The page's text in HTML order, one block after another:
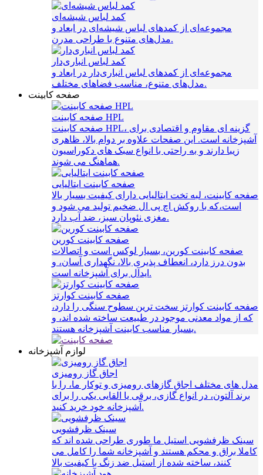
کمد لباس شیشه‌ای
مجموعه‌ای از کمدهای لباس شیشه‌ای در ابعاد و
مدل‌های متنوع با طراحی مدرن.
کمد لباس انباری‌دار
مجموعه‌ای از کمدهای لباس انباری‌دار در ابعاد و
مدل‌های متنوع، مناسب فضاهای مختلف.
صفحه کابینت
صفحه کابینت HPL
صفحه کابینت HPL، گزینه‌ ای مقاوم و اقتصادی برای
آشپزخانه است. این صفحات علاوه بر دوام بالا، ظاهری
زیبا دارند و به راحتی با انواع سبک‌ های دکوراسیون
هماهنگ می‌ شوند.
صفحه کابینت ایتالیایی
صفحه کابینت، لبه تخت ایتالیایی دارای کیفیت بسیار بالا
است،که با روکش اچ پی ال ضخیم تولید می شود و
مغزی نئوپان سبز، ضد آب دارد.
صفحه کابینت کورین
صفحه کابینت کورین، بسیار لوکس است و اتصالات
بدون درز دارد، انعطاف پذیری بالا، نگهداری آسان، و
ایدآل برای آشپزخانه است.
صفحه کابینت کوارتز
صفحه کابینت کوارتز سخت ترین سطوح سنگی را دارد،
که از مواد معدنی موجود در طبیعت ساخته شده اند، و
بسیار مناسب کابینت آشپزخانه هستند.
لوازم آشپزخانه
اجاق گاز رومیزی
مدل های مختلف اجاق گازهای رومیزی و توکار ما، را با
برند آلتون، در انواع گازی، برقی یا القایی یکی را برای
آشپزخانه خود خرید کنید.
سینک ظرفشویی
سینک ظرفشویی استیل ما طوری طراحی شده اند که
کاملا براق و محکم هستند و آشپزخانه شما را کامل می
کنند، ساخته شده از استیل ضد زنگ با کیفیت بالا